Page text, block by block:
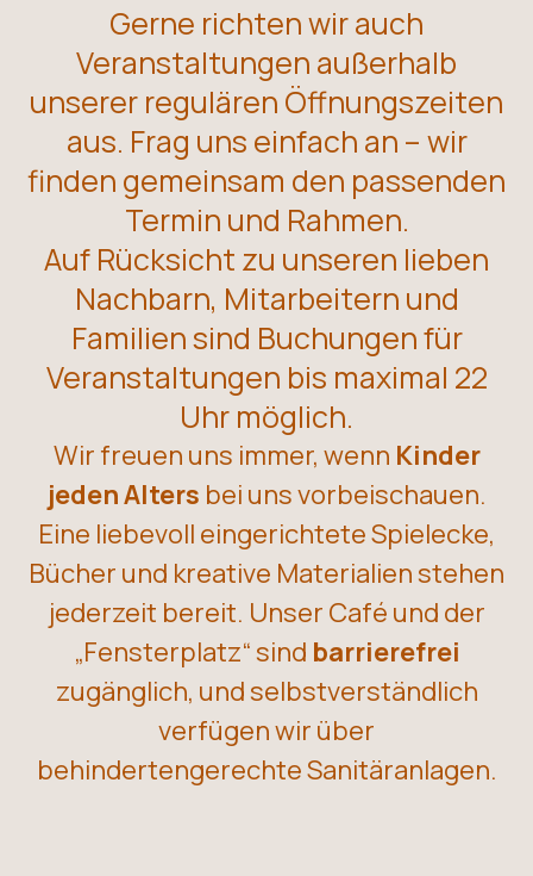
Gerne richten wir auch
Veranstaltungen außerhalb
unserer regulären Öffnungszeiten
aus. Frag uns einfach an – wir
finden gemeinsam den passenden
Termin und Rahmen.
Auf Rücksicht zu unseren lieben
Nachbarn, Mitarbeitern und
Familien sind Buchungen für
Veranstaltungen bis maximal 22
Uhr möglich.
Wir freuen uns immer, wenn Kinder
jeden Alters bei uns vorbeischauen.
Eine liebevoll eingerichtete Spielecke,
Bücher und kreative Materialien stehen
jederzeit bereit. Unser Café und der
„Fensterplatz“ sind barrierefrei
zugänglich, und selbstverständlich
verfügen wir über
behindertengerechte Sanitäranlagen.